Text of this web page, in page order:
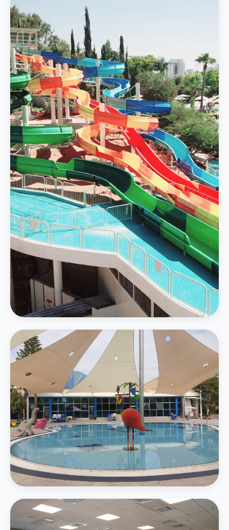
בריכה חיצונית גדולה
פרטים נוספים
4 מגלשות מים — סלאלום, קאמיקזה ואבובים
בריכת משפחה